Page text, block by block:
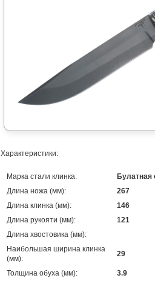
Характеристики:
Марка стали клинка:
Булатная
Длина ножа (мм):
267
Длина клинка (мм):
146
Длина рукояти (мм):
121
Длина хвостовика (мм):
Наибольшая ширина клинка
(мм):
29
Толщина обуха (мм):
3.9